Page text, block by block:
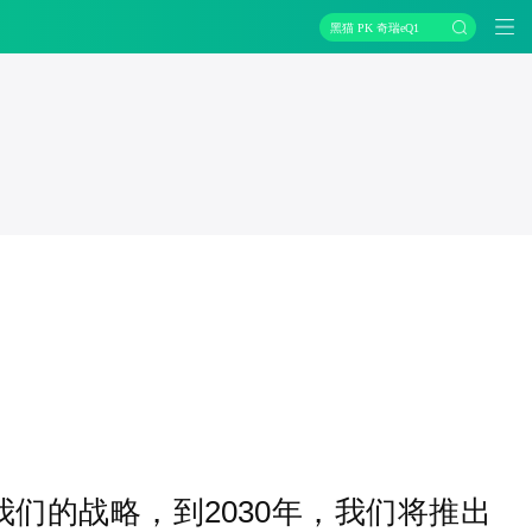
黑猫 PK 奇瑞eQ1
们的战略，到2030年，我们将推出